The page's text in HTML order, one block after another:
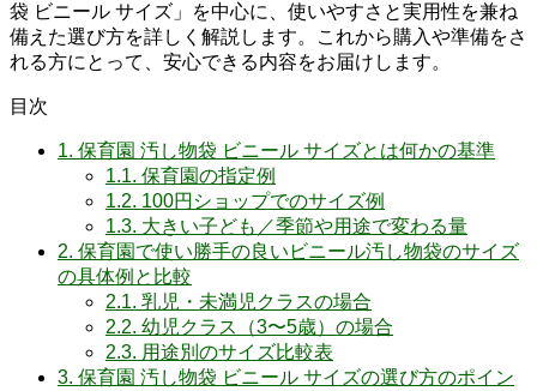
袋 ビニール サイズ」を中心に、使いやすさと実用性を兼ね
備えた選び方を詳しく解説します。これから購入や準備をさ
れる方にとって、安心できる内容をお届けします。
目次
1. 保育園 汚し物袋 ビニール サイズとは何かの基準
1.1. 保育園の指定例
1.2. 100円ショップでのサイズ例
1.3. 大きい子ども／季節や用途で変わる量
2. 保育園で使い勝手の良いビニール汚し物袋のサイズ
の具体例と比較
2.1. 乳児・未満児クラスの場合
2.2. 幼児クラス（3〜5歳）の場合
2.3. 用途別のサイズ比較表
3. 保育園 汚し物袋 ビニール サイズの選び方のポイン